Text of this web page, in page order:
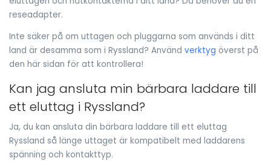
reseadapter.
Inte säker på om uttagen och pluggarna som används i ditt
land är desamma som i Ryssland? Använd verktyg överst på
den här sidan för att kontrollera!
Kan jag ansluta min bärbara laddare till
ett eluttag i Ryssland?
Ja, du kan ansluta din bärbara laddare till ett eluttag
Ryssland så länge uttaget är kompatibelt med laddarens
spänning och kontakttyp.